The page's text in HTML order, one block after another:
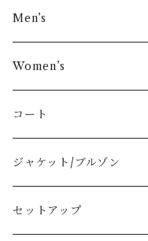
その他ブランド
COMME des GARÇONS
Vivienne Westwood
BURBERRY
PRADA
Men’s
Women’s
コート
ジャケット/ブルゾン
セットアップ